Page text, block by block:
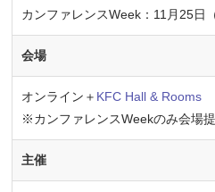
カンファレンスWeek：11月25日
会場
オンライン＋ KFC Hall & Rooms
※カンファレンスWeekのみ会場提
主催